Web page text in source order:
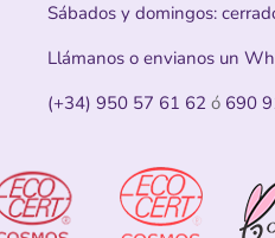
Sábados y domingos:
Llámanos o envianos un
(+34) 950 57 61 62 ó 690